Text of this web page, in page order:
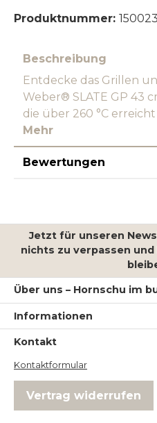
Produktnummer:
Beschreibung
Entdecke das Grillen
Weber® SLATE GP 43
die über 260 °C
Mehr
Bewertungen
Jetzt für unseren
nichts zu verpassen
Über uns – Hornschu im
Informationen
Kontakt
Kontaktformular
Vertrag widerrufen